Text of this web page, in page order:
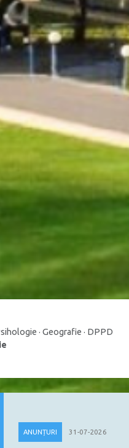
· Geografie · DPPD
ANUNȚURI 31-07-2026